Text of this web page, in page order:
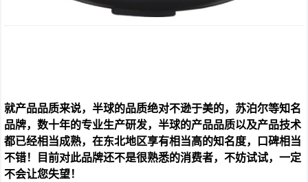
就产品品质来说，半球的品质绝对不逊于美的，苏泊尔等知名
品牌，数十年的专业生产研发，半球的产品品质以及产品技术
都已经相当成熟，在东北地区享有相当高的知名度，口碑相当
不错！目前对此品牌还不是很熟悉的消费者，不妨试试，一定
不会让您失望！